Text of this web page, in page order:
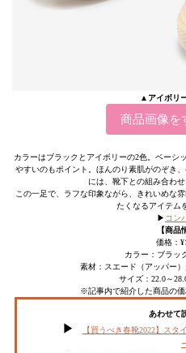
▲アイボリ
商品画像を
カラーはブラックとアイボリーの2色。ベーシ
やすいのもポイント。ほんのり素肌がのぞき
には、靴下との組み合わ
この一足で、ラフな印象ながら、きれいめな
たくなるアイテム
▶︎ コン
【商品
価格：
カラー：ブラッ
素材：スエード（アッパー
サイズ：22.0～
※記事内で紹介した商品の価
あわせて
【買うべき春靴2022】スタ